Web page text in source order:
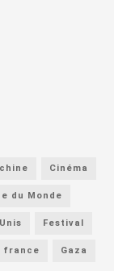
chine Cinéma
du Monde
Festival
france Gaza